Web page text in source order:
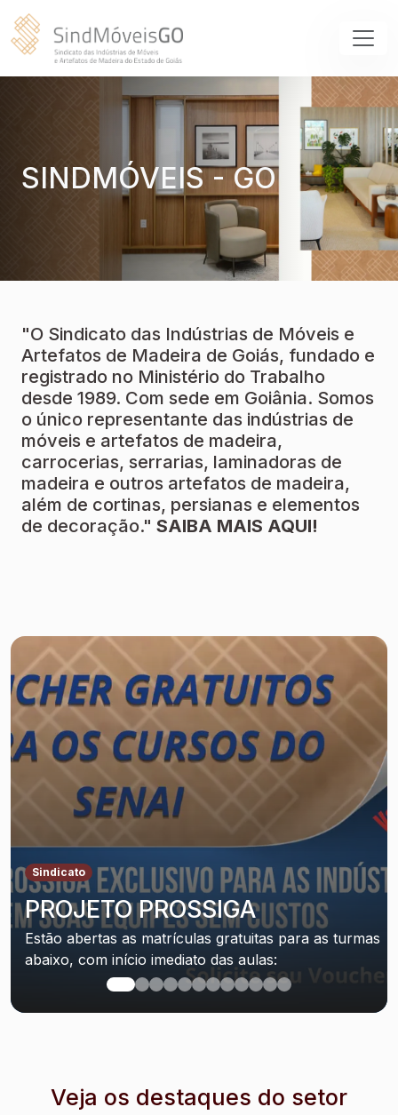
SINDMÓVEIS - GO
"O Sindicato das Indústrias de Móveis e
Artefatos de Madeira de Goiás, fundado e
registrado no Ministério do Trabalho
desde 1989. Com sede em Goiânia. Somos
o único representante das indústrias de
móveis e artefatos de madeira,
carrocerias, serrarias, laminadoras de
madeira e outros artefatos de madeira,
além de cortinas, persianas e elementos
de decoração." SAIBA MAIS AQUI!
Sindicato
PROJETO PROSSIGA
Estão abertas as matrículas gratuitas para as turmas
abaixo, com início imediato das aulas:
Veja os destaques do setor